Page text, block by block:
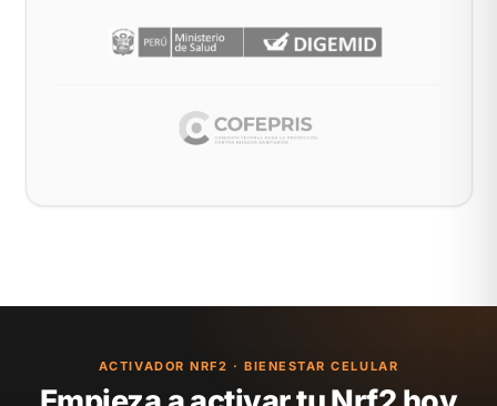
ACTIVADOR NRF2 · BIENESTAR CELULAR